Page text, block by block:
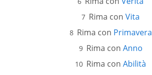
Rima con Vita
Rima con Primavera
Rima con Anno
Rima con Abilità